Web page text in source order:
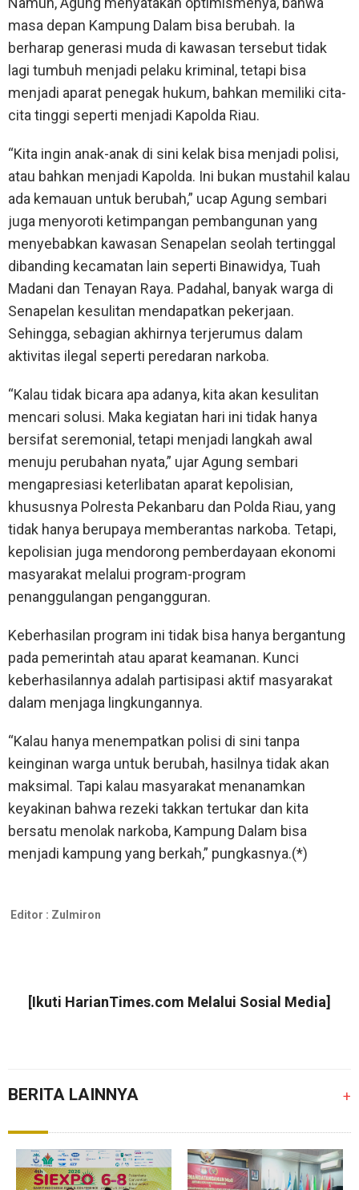
masa depan Kampung Dalam bisa berubah. Ia
berharap generasi muda di kawasan tersebut tidak
lagi tumbuh menjadi pelaku kriminal, tetapi bisa
menjadi aparat penegak hukum, bahkan memiliki cita-
cita tinggi seperti menjadi Kapolda Riau.
“Kita ingin anak-anak di sini kelak bisa menjadi polisi,
atau bahkan menjadi Kapolda. Ini bukan mustahil kalau
ada kemauan untuk berubah,” ucap Agung sembari
juga menyoroti ketimpangan pembangunan yang
menyebabkan kawasan Senapelan seolah tertinggal
dibanding kecamatan lain seperti Binawidya, Tuah
Madani dan Tenayan Raya. Padahal, banyak warga di
Senapelan kesulitan mendapatkan pekerjaan.
Sehingga, sebagian akhirnya terjerumus dalam
aktivitas ilegal seperti peredaran narkoba.
“Kalau tidak bicara apa adanya, kita akan kesulitan
mencari solusi. Maka kegiatan hari ini tidak hanya
bersifat seremonial, tetapi menjadi langkah awal
menuju perubahan nyata,” ujar Agung sembari
mengapresiasi keterlibatan aparat kepolisian,
khususnya Polresta Pekanbaru dan Polda Riau, yang
tidak hanya berupaya memberantas narkoba. Tetapi,
kepolisian juga mendorong pemberdayaan ekonomi
masyarakat melalui program-program
penanggulangan pengangguran.
Keberhasilan program ini tidak bisa hanya bergantung
pada pemerintah atau aparat keamanan. Kunci
keberhasilannya adalah partisipasi aktif masyarakat
dalam menjaga lingkungannya.
“Kalau hanya menempatkan polisi di sini tanpa
keinginan warga untuk berubah, hasilnya tidak akan
maksimal. Tapi kalau masyarakat menanamkan
keyakinan bahwa rezeki takkan tertukar dan kita
bersatu menolak narkoba, Kampung Dalam bisa
menjadi kampung yang berkah,” pungkasnya.(*)
Editor : Zulmiron
[Ikuti HarianTimes.com Melalui Sosial Media]
BERITA LAINNYA +